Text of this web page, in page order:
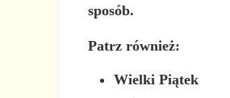
sposób.
Patrz również:
Wielki Piątek